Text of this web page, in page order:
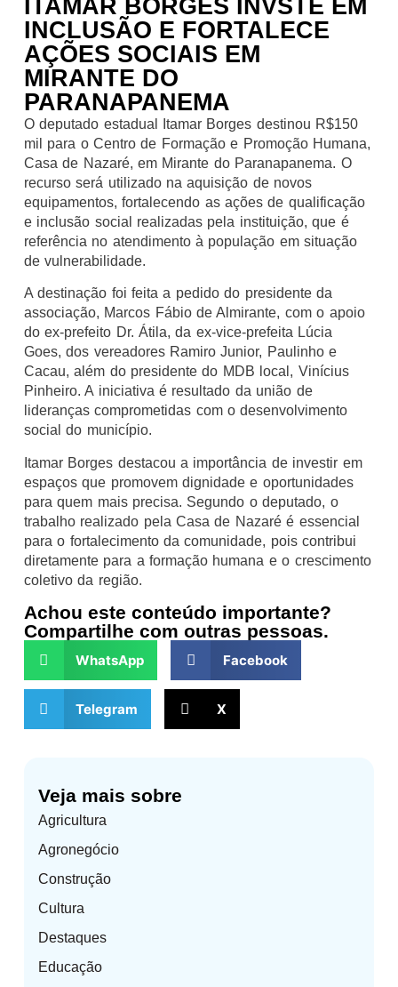
Veja mais sobre
Agricultura
Agronegócio
Construção
Cultura
Destaques
Educação
ITAMAR BORGES INVSTE EM
INCLUSÃO E FORTALECE
AÇÕES SOCIAIS EM
MIRANTE DO
PARANAPANEMA
O deputado estadual Itamar Borges destinou R$150
mil para o Centro de Formação e Promoção Humana,
Casa de Nazaré, em Mirante do Paranapanema. O
recurso será utilizado na aquisição de novos
equipamentos, fortalecendo as ações de qualificação
e inclusão social realizadas pela instituição, que é
referência no atendimento à população em situação
de vulnerabilidade.
A destinação foi feita a pedido do presidente da
associação, Marcos Fábio de Almirante, com o apoio
do ex-prefeito Dr. Átila, da ex-vice-prefeita Lúcia
Goes, dos vereadores Ramiro Junior, Paulinho e
Cacau, além do presidente do MDB local, Vinícius
Pinheiro. A iniciativa é resultado da união de
lideranças comprometidas com o desenvolvimento
social do município.
Itamar Borges destacou a importância de investir em
espaços que promovem dignidade e oportunidades
para quem mais precisa. Segundo o deputado, o
trabalho realizado pela Casa de Nazaré é essencial
para o fortalecimento da comunidade, pois contribui
diretamente para a formação humana e o crescimento
coletivo da região.
Achou este conteúdo importante?
Compartilhe com outras pessoas.
WhatsApp Facebook
Telegram X